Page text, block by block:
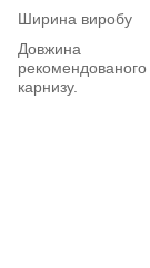
Ширина виробу
Довжина
рекомендованого
карнизу.